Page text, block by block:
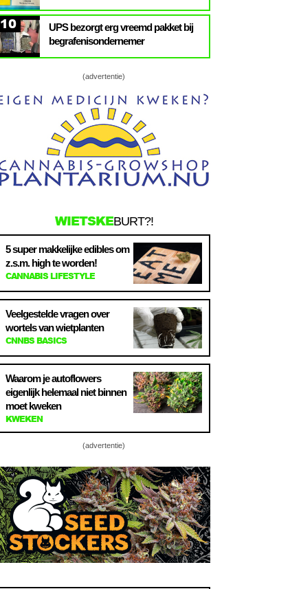
10
UPS bezorgt erg vreemd pakket bij
begrafenisondernemer
(advertentie)
WIETSKEBURT?!
5 super makkelijke edibles om
z.s.m. high te worden!
CANNABIS LIFESTYLE
Veelgestelde vragen over
wortels van wietplanten
CNNBS BASICS
Waarom je autoflowers
eigenlijk helemaal niet binnen
moet kweken
KWEKEN
(advertentie)